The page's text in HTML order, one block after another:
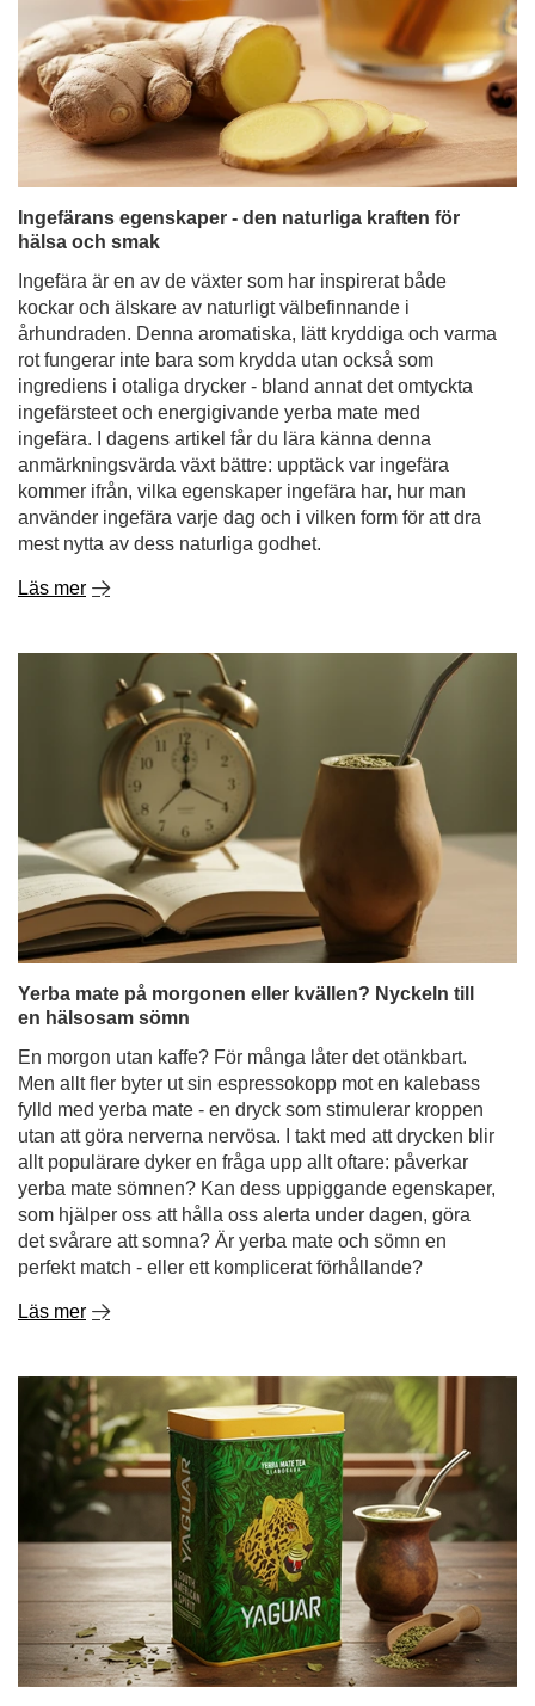
Ingefärans egenskaper - den naturliga kraften för
hälsa och smak
Ingefära är en av de växter som har inspirerat både
kockar och älskare av naturligt välbefinnande i
århundraden. Denna aromatiska, lätt kryddiga och varma
rot fungerar inte bara som krydda utan också som
ingrediens i otaliga drycker - bland annat det omtyckta
ingefärsteet och energigivande yerba mate med
ingefära. I dagens artikel får du lära känna denna
anmärkningsvärda växt bättre: upptäck var ingefära
kommer ifrån, vilka egenskaper ingefära har, hur man
använder ingefära varje dag och i vilken form för att dra
mest nytta av dess naturliga godhet.
Läs mer
Yerba mate på morgonen eller kvällen? Nyckeln till
en hälsosam sömn
En morgon utan kaffe? För många låter det otänkbart.
Men allt fler byter ut sin espressokopp mot en kalebass
fylld med yerba mate - en dryck som stimulerar kroppen
utan att göra nerverna nervösa. I takt med att drycken blir
allt populärare dyker en fråga upp allt oftare: påverkar
yerba mate sömnen? Kan dess uppiggande egenskaper,
som hjälper oss att hålla oss alerta under dagen, göra
det svårare att somna? Är yerba mate och sömn en
perfekt match - eller ett komplicerat förhållande?
Läs mer